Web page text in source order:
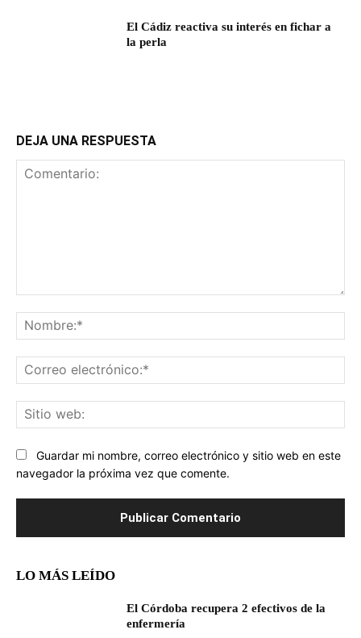
El Cádiz reactiva su interés en fichar a
la perla
DEJA UNA RESPUESTA
Guardar mi nombre, correo electrónico y sitio web en este
navegador la próxima vez que comente.
LO MÁS LEÍDO
El Córdoba recupera 2 efectivos de la
enfermería